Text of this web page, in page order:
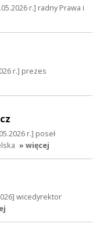
r.] radny Prawa i
r.] prezes
r.] poseł
» więcej
wicedyrektor